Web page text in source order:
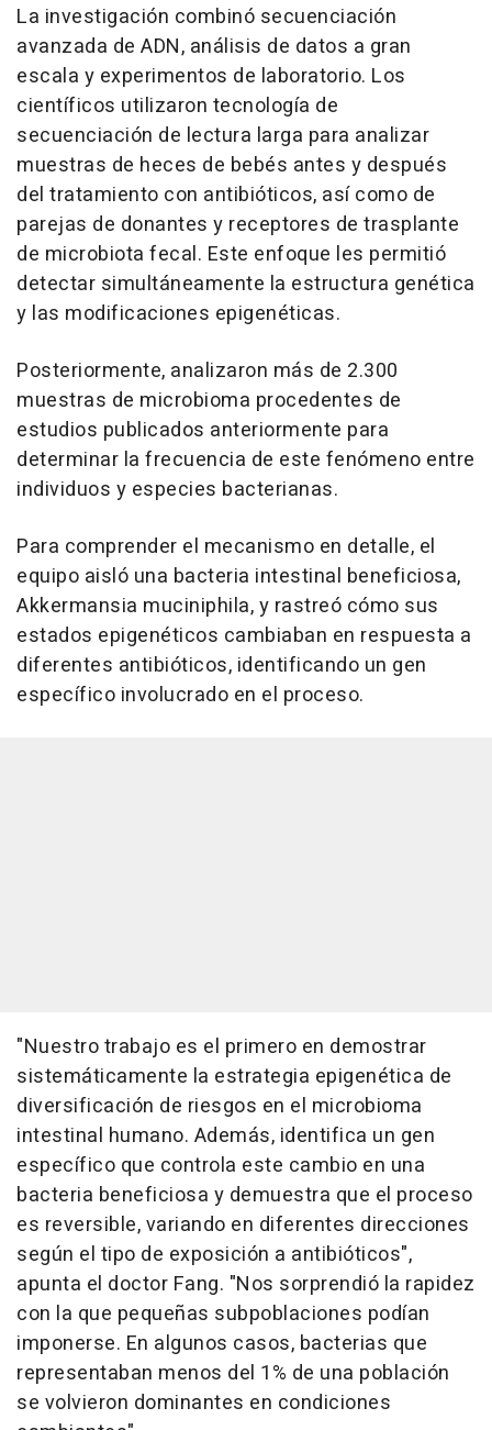
La investigación combinó secuenciación
avanzada de ADN, análisis de datos a gran
escala y experimentos de laboratorio. Los
científicos utilizaron tecnología de
secuenciación de lectura larga para analizar
muestras de heces de bebés antes y después
del tratamiento con antibióticos, así como de
parejas de donantes y receptores de trasplante
de microbiota fecal. Este enfoque les permitió
detectar simultáneamente la estructura genética
y las modificaciones epigenéticas.
Posteriormente, analizaron más de 2.300
muestras de microbioma procedentes de
estudios publicados anteriormente para
determinar la frecuencia de este fenómeno entre
individuos y especies bacterianas.
Para comprender el mecanismo en detalle, el
equipo aisló una bacteria intestinal beneficiosa,
Akkermansia muciniphila, y rastreó cómo sus
estados epigenéticos cambiaban en respuesta a
diferentes antibióticos, identificando un gen
específico involucrado en el proceso.
"Nuestro trabajo es el primero en demostrar
sistemáticamente la estrategia epigenética de
diversificación de riesgos en el microbioma
intestinal humano. Además, identifica un gen
específico que controla este cambio en una
bacteria beneficiosa y demuestra que el proceso
es reversible, variando en diferentes direcciones
según el tipo de exposición a antibióticos",
apunta el doctor Fang. "Nos sorprendió la rapidez
con la que pequeñas subpoblaciones podían
imponerse. En algunos casos, bacterias que
representaban menos del 1% de una población
se volvieron dominantes en condiciones